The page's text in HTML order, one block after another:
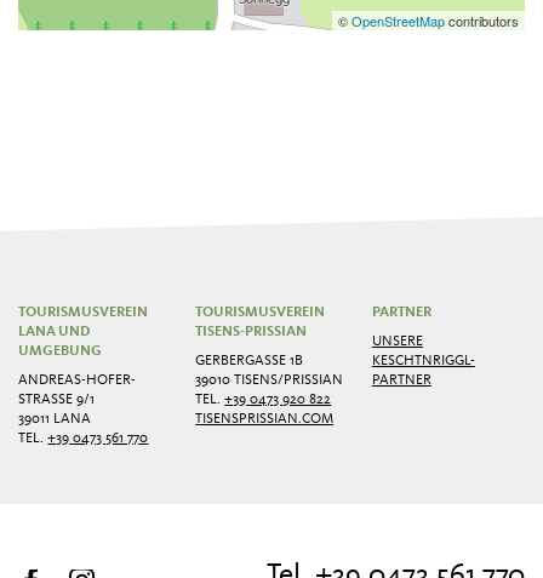
©OpenStreetMapcontributors
TOURISMUSVEREIN
LANA UND
UMGEBUNG
ANDREAS-HOFER-
STRASSE 9/1
39011 LANA
TEL.+39 0473 561 770
TOURISMUSVEREIN
TISENS-PRISSIAN
GERBERGASSE 1B
39010 TISENS/PRISSIAN
TEL.+39 0473 920 822
TISENSPRISSIAN.COM
PARTNER
UNSERE
KESCHTNRIGGL-
PARTNER